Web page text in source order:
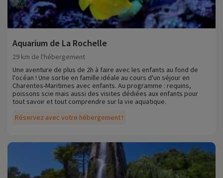
Aquarium de La Rochelle
Réservez avec votre hébergement !
29 km de l'hébergement
Une aventure de plus de 2h à faire avec les enfants au fond de
l'océan ! Une sortie en famille idéale au cours d'un séjour en
Charentes-Maritimes avec enfants. Au programme : requins,
poissons scie mais aussi des visites dédiées aux enfants pour
tout savoir et tout comprendre sur la vie aquatique.